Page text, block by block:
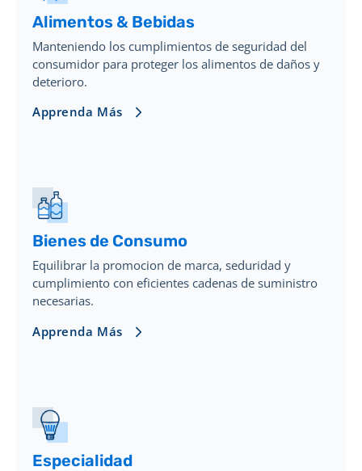
Alimentos & Bebidas
Manteniendo los cumplimientos de seguridad del
consumidor para proteger los alimentos de daños y
deterioro.
Apprenda Más
Bienes de Consumo
Equilibrar la promocion de marca, seduridad y
cumplimiento con eficientes cadenas de suministro
necesarias.
Apprenda Más
Especialidad